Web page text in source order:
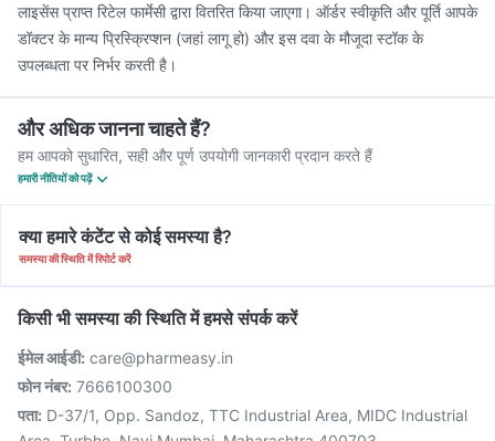
लाइसेंस प्राप्त रिटेल फार्मेसी द्वारा वितरित किया जाएगा। ऑर्डर स्वीकृति और पूर्ति आपके
डॉक्टर के मान्य प्रिस्क्रिप्शन (जहां लागू हो) और इस दवा के मौजूदा स्टॉक के
उपलब्धता पर निर्भर करती है।
और अधिक जानना चाहते हैं?
हम आपको सुधारित, सही और पूर्ण उपयोगी जानकारी प्रदान करते हैं
हमारी नीतियों को पढ़ें
क्या हमारे कंटेंट से कोई समस्या है?
समस्या की स्थिति में रिपोर्ट करें
किसी भी समस्या की स्थिति में हमसे संपर्क करें
ईमेल आईडी: care@pharmeasy.in
फोन नंबर: 7666100300
पता: D-37/1, Opp. Sandoz, TTC Industrial Area, MIDC Industrial